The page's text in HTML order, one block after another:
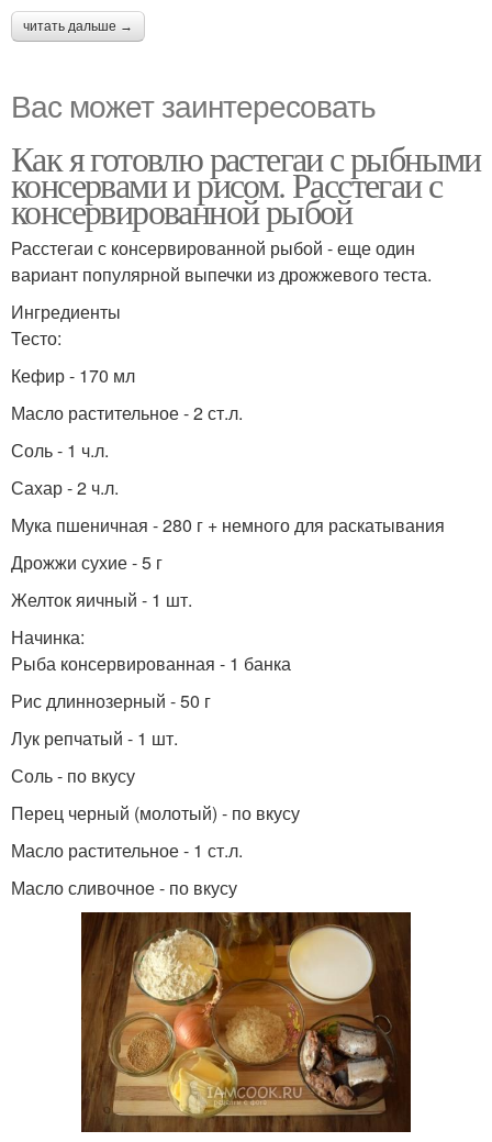
читать дальше →
Вас может заинтересовать
Как я готовлю растегаи с рыбными
консервами и рисом. Расстегаи с
консервированной рыбой
Расстегаи с консервированной рыбой - еще один
вариант популярной выпечки из дрожжевого теста.
Ингредиенты
Тесто:
Кефир - 170 мл
Масло растительное - 2 ст.л.
Соль - 1 ч.л.
Сахар - 2 ч.л.
Мука пшеничная - 280 г + немного для раскатывания
Дрожжи сухие - 5 г
Желток яичный - 1 шт.
Начинка:
Рыба консервированная - 1 банка
Рис длиннозерный - 50 г
Лук репчатый - 1 шт.
Соль - по вкусу
Перец черный (молотый) - по вкусу
Масло растительное - 1 ст.л.
Масло сливочное - по вкусу